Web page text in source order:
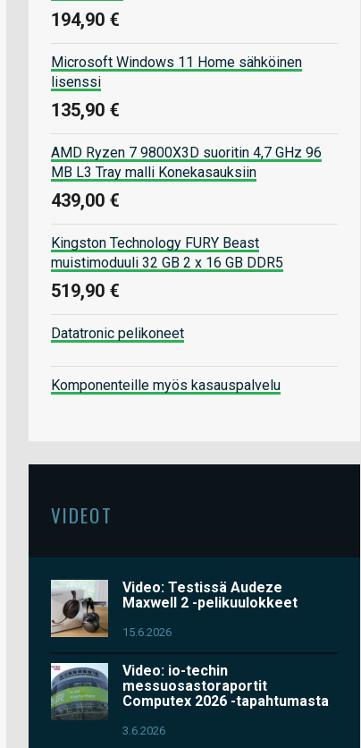
194,90 €
Microsoft Windows 11 Home sähköinen
lisenssi
135,90 €
AMD Ryzen 7 9800X3D suoritin 4,7 GHz 96
MB L3 Tray malli Konekasauksiin
439,00 €
Kingston Technology FURY Beast
muistimoduuli 32 GB 2 x 16 GB DDR5
519,90 €
Datatronic pelikoneet
Komponenteille myös kasauspalvelu
VIDEOT
Video: Testissä Audeze
Maxwell 2 -pelikuulokkeet
15.6.2026
Video: io-techin
messuosastoraportit
Computex 2026 -tapahtumasta
3.6.2026